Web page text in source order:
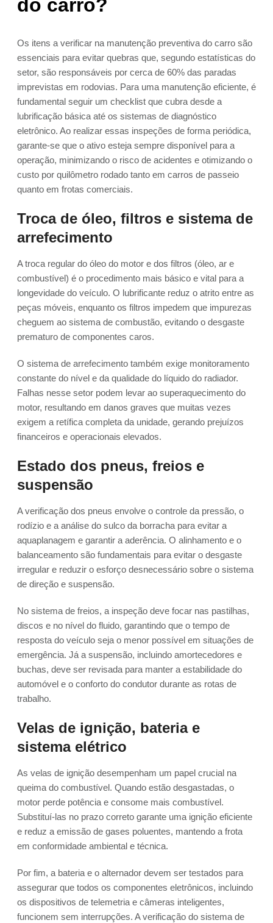
do carro?
Os itens a verificar na manutenção preventiva do carro são
essenciais para evitar quebras que, segundo estatísticas do
setor, são responsáveis por cerca de 60% das paradas
imprevistas em rodovias. Para uma manutenção eficiente, é
fundamental seguir um checklist que cubra desde a
lubrificação básica até os sistemas de diagnóstico
eletrônico. Ao realizar essas inspeções de forma periódica,
garante-se que o ativo esteja sempre disponível para a
operação, minimizando o risco de acidentes e otimizando o
custo por quilômetro rodado tanto em carros de passeio
quanto em frotas comerciais.
Troca de óleo, filtros e sistema de
arrefecimento
A troca regular do óleo do motor e dos filtros (óleo, ar e
combustível) é o procedimento mais básico e vital para a
longevidade do veículo. O lubrificante reduz o atrito entre as
peças móveis, enquanto os filtros impedem que impurezas
cheguem ao sistema de combustão, evitando o desgaste
prematuro de componentes caros.
O sistema de arrefecimento também exige monitoramento
constante do nível e da qualidade do líquido do radiador.
Falhas nesse setor podem levar ao superaquecimento do
motor, resultando em danos graves que muitas vezes
exigem a retífica completa da unidade, gerando prejuízos
financeiros e operacionais elevados.
Estado dos pneus, freios e
suspensão
A verificação dos pneus envolve o controle da pressão, o
rodízio e a análise do sulco da borracha para evitar a
aquaplanagem e garantir a aderência. O alinhamento e o
balanceamento são fundamentais para evitar o desgaste
irregular e reduzir o esforço desnecessário sobre o sistema
de direção e suspensão.
No sistema de freios, a inspeção deve focar nas pastilhas,
discos e no nível do fluido, garantindo que o tempo de
resposta do veículo seja o menor possível em situações de
emergência. Já a suspensão, incluindo amortecedores e
buchas, deve ser revisada para manter a estabilidade do
automóvel e o conforto do condutor durante as rotas de
trabalho.
Velas de ignição, bateria e
sistema elétrico
As velas de ignição desempenham um papel crucial na
queima do combustível. Quando estão desgastadas, o
motor perde potência e consome mais combustível.
Substituí-las no prazo correto garante uma ignição eficiente
e reduz a emissão de gases poluentes, mantendo a frota
em conformidade ambiental e técnica.
Por fim, a bateria e o alternador devem ser testados para
assegurar que todos os componentes eletrônicos, incluindo
os dispositivos de telemetria e câmeras inteligentes,
funcionem sem interrupções. A verificação do sistema de